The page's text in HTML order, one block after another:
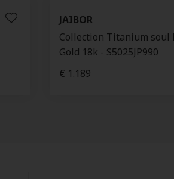
JAIBOR
Collection Titanium soul
Gold 18k - S5025JP990
€ 1.189